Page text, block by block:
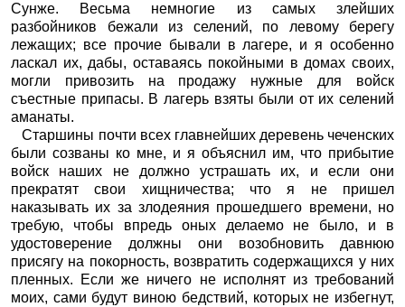
Сунже. Весьма немногие из самых злейших
разбойников бежали из селений, по левому берегу
лежащих; все прочие бывали в лагере, и я особенно
ласкал их, дабы, оставаясь покойными в домах своих,
могли привозить на продажу нужные для войск
съестные припасы. В лагерь взяты были от их селений
аманаты.
Старшины почти всех главнейших деревень чеченских
были созваны ко мне, и я объяснил им, что прибытие
войск наших не должно устрашать их, и если они
прекратят свои хищничества; что я не пришел
наказывать их за злодеяния прошедшего времени, но
требую, чтобы впредь оных делаемо не было, и в
удостоверение должны они возобновить давнюю
присягу на покорность, возвратить содержащихся у них
пленных. Если же ничего не исполнят из требований
моих, сами будут виною бедствий, которых не избегнут,